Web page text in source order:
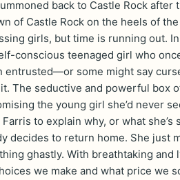
back to Castle Rock after
of Castle Rock on the heels of
girls, but time is running out.
conscious teenaged girl who
entrusted—or some might say
The seductive and powerful box
the young girl she’d never
to explain why, or what she’s
decides to return home. She just
ghastly. With breathtaking and
we make and what price we